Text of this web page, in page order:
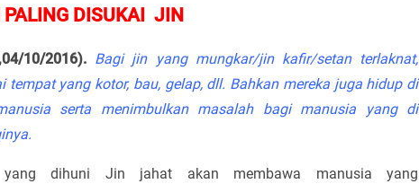
PALING DISUKAI JIN
10/2016). Bagi jin yang mungkar/jin kafir/setan terlaknat,
tempat yang kotor, bau, gelap, dll. Bahkan mereka juga hidup di
serta menimbulkan masalah bagi manusia yang di
yang dihuni Jin jahat akan membawa manusia yang